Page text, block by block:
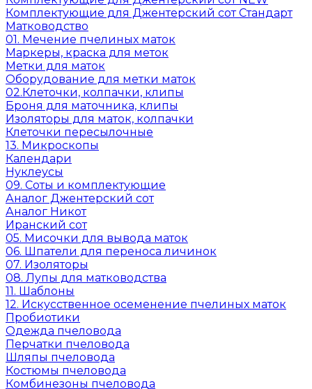
Комплектующие для Джентерский сот Стандарт
Матководство
01. Мечение пчелиных маток
Маркеры, краска для меток
Метки для маток
Оборудование для метки маток
02.Клеточки, колпачки, клипы
Броня для маточника, клипы
Изоляторы для маток, колпачки
Клеточки пересылочные
13. Микроскопы
Календари
Нуклеусы
09. Соты и комплектующие
Аналог Джентерский сот
Аналог Никот
Иранский сот
05. Мисочки для вывода маток
06. Шпатели для переноса личинок
07. Изоляторы
08. Лупы для матководства
11. Шаблоны
12. Искусственное осеменение пчелиных маток
Пробиотики
Одежда пчеловода
Перчатки пчеловода
Шляпы пчеловода
Костюмы пчеловода
Комбинезоны пчеловода